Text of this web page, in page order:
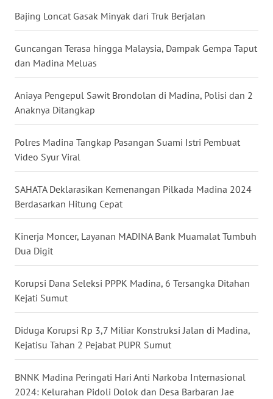
Bajing Loncat Gasak Minyak dari Truk Berjalan
Guncangan Terasa hingga Malaysia, Dampak Gempa Taput
dan Madina Meluas
Aniaya Pengepul Sawit Brondolan di Madina, Polisi dan 2
Anaknya Ditangkap
Polres Madina Tangkap Pasangan Suami Istri Pembuat
Video Syur Viral
SAHATA Deklarasikan Kemenangan Pilkada Madina 2024
Berdasarkan Hitung Cepat
Kinerja Moncer, Layanan MADINA Bank Muamalat Tumbuh
Dua Digit
Korupsi Dana Seleksi PPPK Madina, 6 Tersangka Ditahan
Kejati Sumut
Diduga Korupsi Rp 3,7 Miliar Konstruksi Jalan di Madina,
Kejatisu Tahan 2 Pejabat PUPR Sumut
BNNK Madina Peringati Hari Anti Narkoba Internasional
2024: Kelurahan Pidoli Dolok dan Desa Barbaran Jae
WN
WN
WN
WN
GORONTALO
WN
SULUT
WN
MALUKU
WN
MALUT
WN